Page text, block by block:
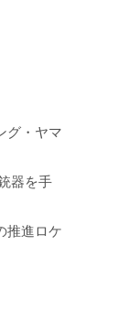
グ・ヤマ
器を手
推進ロケ